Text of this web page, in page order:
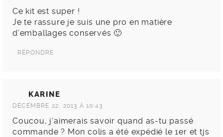
Ce kit est super !
Je te rassure je suis une pro en matière
d’emballages conservés 🙂
RÉPONDRE
KARINE
DÉCEMBRE 22, 2013 À 10:43
Coucou, j’aimerais savoir quand as-tu passé
commande ? Mon colis a été expédié le 1er et tjs